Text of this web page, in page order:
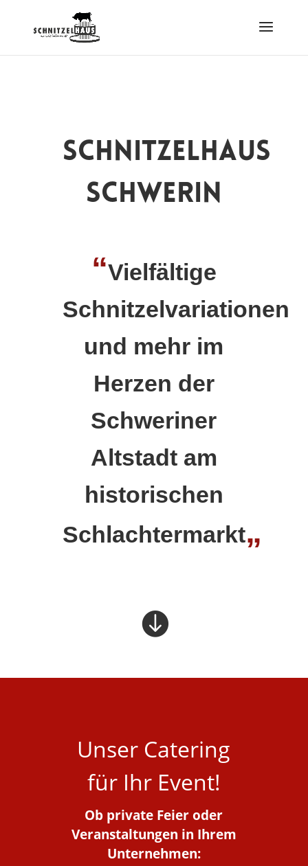
Schnitzelhaus
Schwerin
“Vielfältige
Schnitzelvariationen
und mehr im
Herzen der
Schweriner
Altstadt am
historischen
Schlachtermarkt„

Unser Catering
für Ihr Event!
Ob private Feier oder
Veranstaltungen in Ihrem
Unternehmen: